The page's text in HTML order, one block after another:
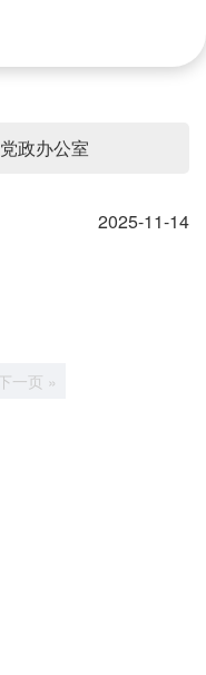
党政办公室
2025-11-14
下一页 »